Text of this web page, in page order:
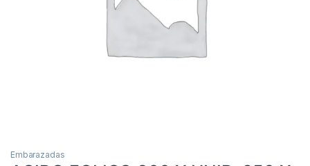
Embarazadas